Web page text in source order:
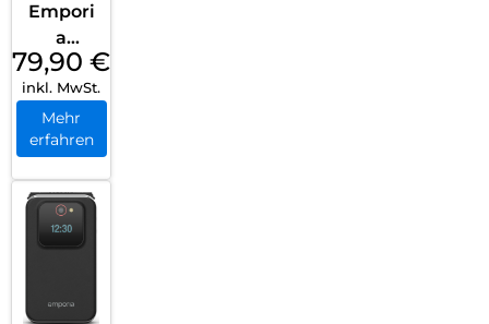
Empori
a
SIMPLIC
ITYglam
.4G
Schwar
79,90 €
inkl. MwSt.
Mehr
erfahren